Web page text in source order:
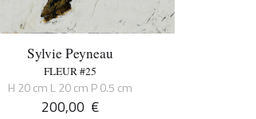
Sylvie Peyneau
FLEUR #25
H 20 cm L 20 cm P 0.5 cm
200,00 €